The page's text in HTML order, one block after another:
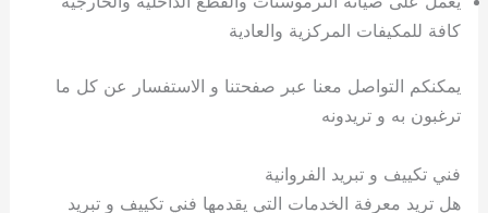
كافة للمكيفات المركزية والعادية
يمكنكم التواصل معنا عبر صفحتنا و الاستفسار عن كل ما
ترغبون به و تريدونه
فني تكييف و تبريد الفروانية
هل تريد معرفة الخدمات التي يقدمها فني تكييف و تبريد